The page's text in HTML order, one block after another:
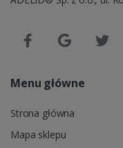
Menu główne
Strona główna
Mapa sklepu